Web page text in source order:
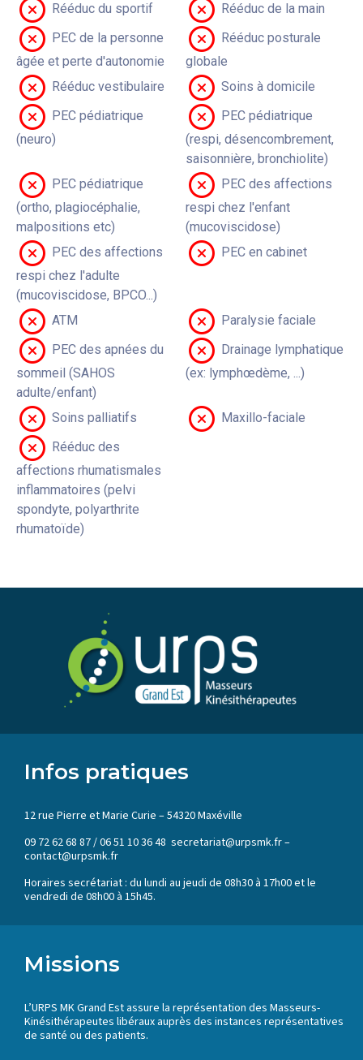
Rééduc du sportif
Rééduc de la main
PEC de la personne
âgée et perte d'autonomie
Rééduc posturale
globale
Rééduc vestibulaire
Soins à domicile
PEC pédiatrique
(neuro)
PEC pédiatrique
(respi, désencombrement,
saisonnière, bronchiolite)
PEC pédiatrique
(ortho, plagiocéphalie,
malpositions etc)
PEC des affections
respi chez l'enfant
(mucoviscidose)
PEC des affections
respi chez l'adulte
(mucoviscidose, BPCO...)
PEC en cabinet
ATM
Paralysie faciale
PEC des apnées du
sommeil (SAHOS
adulte/enfant)
Drainage lymphatique
(ex: lymphœdème, ...)
Soins palliatifs
Maxillo-faciale
Rééduc des
affections rhumatismales
inflammatoires (pelvi
spondyte, polyarthrite
rhumatoïde)
Infos pratiques
12 rue Pierre et Marie Curie – 54320 Maxéville
09 72 62 68 87 / 06 51 10 36 48 secretariat@urpsmk.fr –
contact@urpsmk.fr
Horaires secrétariat : du lundi au jeudi de 08h30 à 17h00 et le
vendredi de 08h00 à 15h45.
Missions
L’URPS MK Grand Est assure la représentation des Masseurs-
Kinésithérapeutes libéraux auprès des instances représentatives
de santé ou des patients.